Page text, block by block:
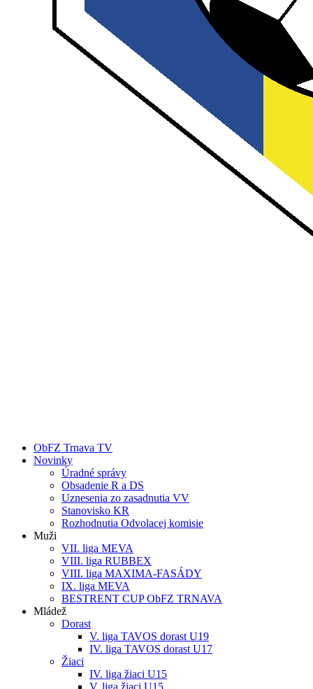
ObFZ Trnava TV
Novinky
Úradné správy
Obsadenie R a DS
Uznesenia zo zasadnutia VV
Stanovisko KR
Rozhodnutia Odvolacej komisie
Muži
VII. liga MEVA
VIII. liga RUBBEX
VIII. liga MAXIMA-FASÁDY
IX. liga MEVA
BESTRENT CUP ObFZ TRNAVA
Mládež
Dorast
V. liga TAVOS dorast U19
IV. liga TAVOS dorast U17
Žiaci
IV. liga žiaci U15